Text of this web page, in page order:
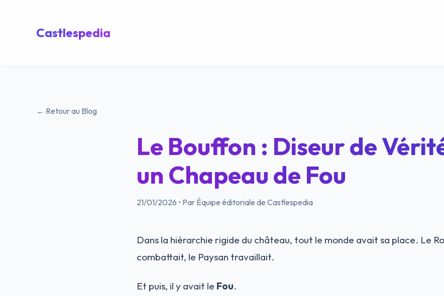
Castlespedia
← Retour au Blog
Le Bouffon : Diseur de
un Chapeau de Fou
21/01/2026 • Par Équipe éditoriale de Castlespedia
Dans la hiérarchie rigide du château, tout le monde avait sa place. Le
combattait, le Paysan travaillait.
Et puis, il y avait le Fou.